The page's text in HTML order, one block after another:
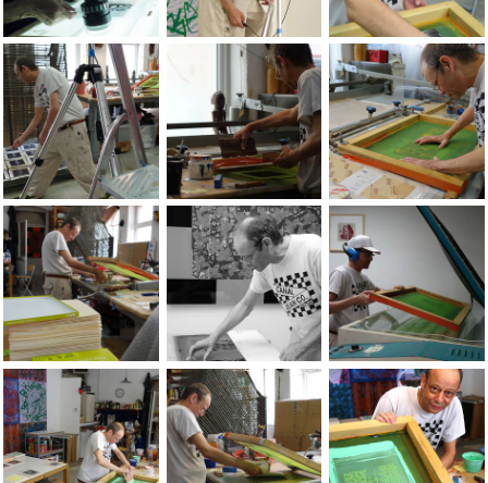
Portraits of the artist Jean-Pierre Sergent taken by
Portrait of the artist Jean-Pierre
Portrait of the artist
Portraits of the artist Jean-Pierre Sergent taken by
Portraits of the artist Jean-Pierre
Portraits of the
Portraits of the artist Jean-Pierre Sergent taken by
Portraits of the artist Jean-Pierre
Portraits of the